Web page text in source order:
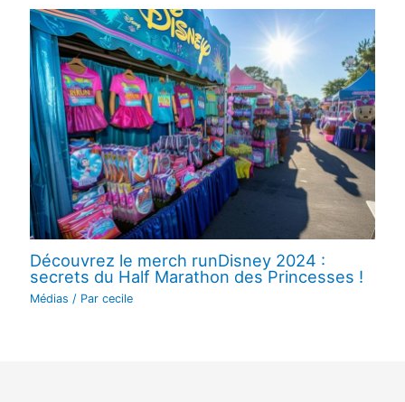
Découvrez le merch runDisney 2024 :
secrets du Half Marathon des Princesses !
Médias / Par cecile